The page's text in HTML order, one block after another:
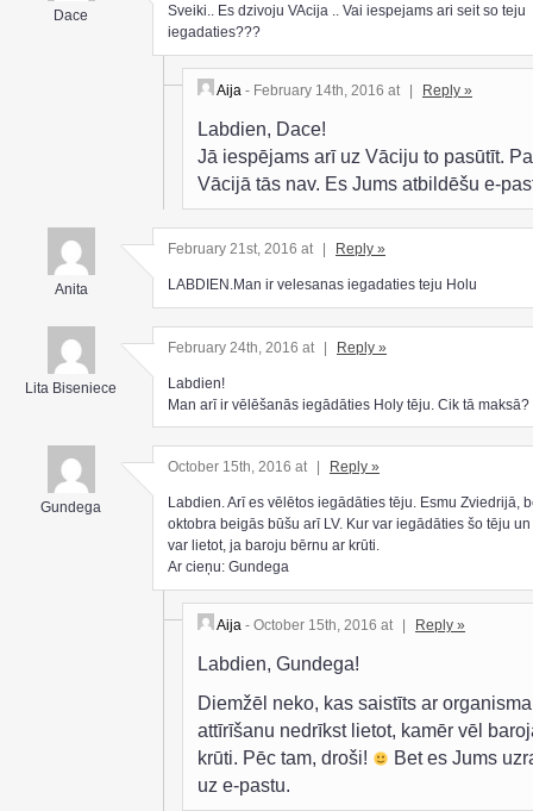
Dace
Sveiki.. Es dzivoju VAcija .. Vai iespejams ari seit so teju
iegadaties???
Aija - February 14th, 2016 at | Reply »
Labdien, Dace!
Jā iespējams arī uz Vāciju to pasūtīt.
Vācijā tās nav. Es Jums atbildēšu e-
Anita
February 21st, 2016 at Reply »
LABDIEN.Man ir velesanas iegadaties teju Holu
Lita Biseniece
February 24th, 2016 at | Reply »
Labdien!
Man arī ir vēlēšanās iegādāties Holy tēju. Cik tā maksā?
Gundega
October 15th, 2016 at Reply »
Labdien. Arī es vēlētos iegādāties tēju. Esmu Zviedrijā,
oktobra beigās būšu arī LV. Kur var iegādāties šo tēju
var lietot, ja baroju bērnu ar krūti.
Ar cieņu: Gundega
Aija - October 15th, 2016 at Reply »
Labdien, Gundega!
Diemžēl neko, kas saistīts ar organisma
attīrīšanu nedrīkst lietot, kamēr vēl
krūti. Pēc tam, droši!
Bet es Jums
uz e-pastu.